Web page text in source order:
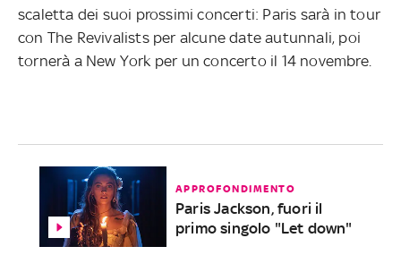
scaletta dei suoi prossimi concerti: Paris sarà in tour
con The Revivalists per alcune date autunnali, poi
tornerà a New York per un concerto il 14 novembre.
APPROFONDIMENTO
Paris Jackson, fuori il
primo singolo "Let down"